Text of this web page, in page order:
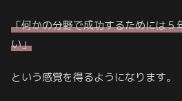
「何かの分野で成功するためには５
い」
という感覚を得るようになります。